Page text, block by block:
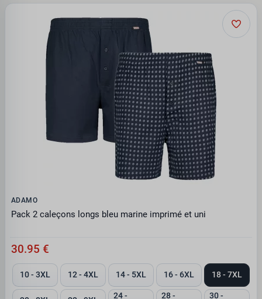
ADAMO
Pack 2 caleçons longs bleu marine imprimé et uni
30.95 €
10 - 3XL 12 - 4XL 14 - 5XL 16 - 6XL 18 - 7XL
24 -
28 -
30 -